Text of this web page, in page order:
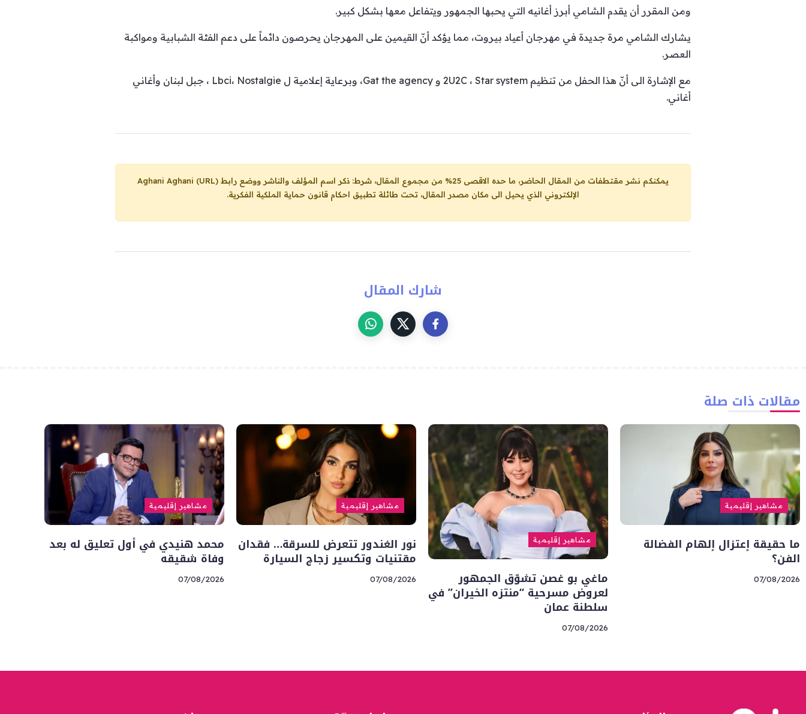
ومن المقرر أن يقدم الشامي أبرز أغانيه التي يحبها الجمهور ويتفاعل معها بشكل كبير.
يشارك الشامي مرة جديدة في مهرجان أعياد بيروت، مما يؤكد أنّ القيمين على المهرجان يحرصون دائماً على دعم الفئة الشبابية ومواكبة
العصر.
مع الإشارة الى أنّ هذا الحفل من تنظيم 2U2C ، Star system و Gat the agency، وبرعاية إعلامية ل Lbci، Nostalgie ، جبل لبنان وأغاني
أغاني.
يمكنكم نشر مقتطفات من المقال الحاضر، ما حده الاقصى 25% من مجموع المقال، شرط: ذكر اسم المؤلف والناشر ووضع رابط
Aghani Aghani (URL)
الإلكتروني الذي يحيل الى مكان مصدر المقال، تحت طائلة تطبيق احكام قانون حماية الملكية الفكرية.
شارك المقال
مقالات ذات صلة
مشاهير إقليمية
ما حقيقة إعتزال إلهام الفضالة
الفن؟
07/08/2026
مشاهير إقليمية
ماغي بو غصن تشوّق الجمهور
لعروض مسرحية “منتزه الخيران” في
سلطنة عمان
07/08/2026
مشاهير إقليمية
نور الغندور تتعرض للسرقة… فقدان
مقتنيات وتكسير زجاج السيارة
07/08/2026
مشاهير إقليمية
محمد هنيدي في أول تعليق له بعد
وفاة شقيقه
07/08/2026